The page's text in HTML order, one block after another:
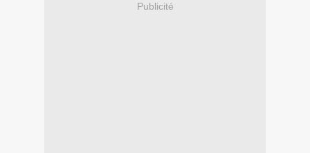
Publicité